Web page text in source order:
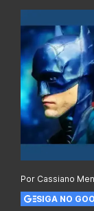
Por Cassiano
SIGA NO